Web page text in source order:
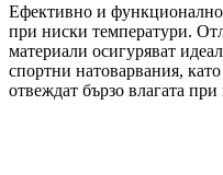
Ефективно и
при ниски температури.
материали осигуряват
спортни натоварвания,
отвеждат бързо влагата